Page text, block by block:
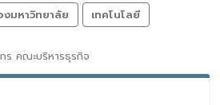
มหาวิทยาลัย
เทคโนโลยี
ร คณะบริหารธุรกิจ